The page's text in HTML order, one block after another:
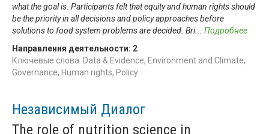
what the goal is. Participants felt that equity and human rights should
be the priority in all decisions and policy approaches before
solutions to food system problems are decided. Bri... Подробнее
Направления деятельности: 2
Ключевые слова: Data & Evidence, Environment and Climate,
Governance, Human rights, Policy
Независимый Диалог
The role of nutrition science in